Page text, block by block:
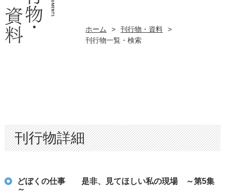
ホーム > 刊行物・資料
>
刊行物一覧・検索
刊行物詳細
どぼくの仕事 是非、見てほしい私の現場 ～第5集